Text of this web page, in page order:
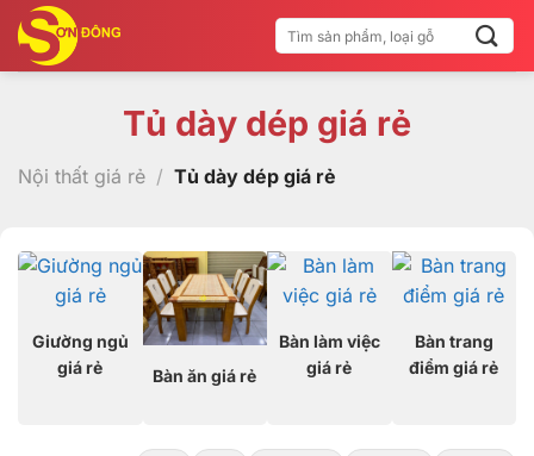
qua
nội
Tìm
kiếm:
Tủ dày dép giá rẻ
Nội thất giá rẻ / Tủ dày dép giá rẻ
Giường ngủ
giá rẻ
Bàn ăn giá rẻ
Bàn làm việc
giá rẻ
Bàn trang
điểm giá rẻ